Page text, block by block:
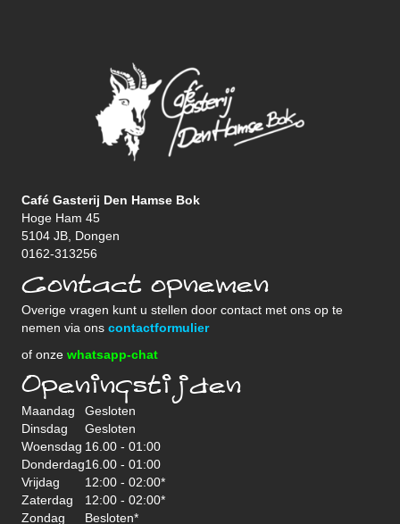
Café Gasterij Den Hamse Bok
Hoge Ham 45
5104 JB, Dongen
0162-313256
Contact opnemen
Overige vragen kunt u stellen door contact met ons op te
nemen via ons contactformulier
of onze whatsapp-chat
Openingstijden
Maandag
Gesloten
Dinsdag
Gesloten
Woensdag 16.00 - 01:00
Donderdag16.00 - 01:00
Vrijdag
12:00 - 02:00*
Zaterdag
12:00 - 02:00*
Zondag
Besloten*